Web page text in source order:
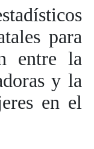
para
entre la
y la
en el